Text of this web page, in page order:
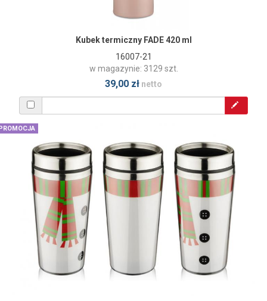
Kubek termiczny FADE 420 ml
16007-21
w magazynie: 3129 szt.
39,00 zł netto